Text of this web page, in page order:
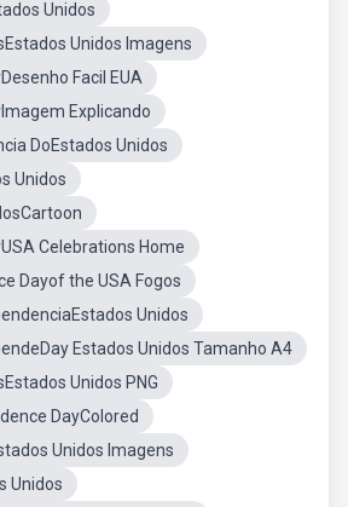
Unidos
Unidos Imagens
Facil EUA
Explicando
DoEstados Unidos
Unidos
Celebrations Home
Dayof the USA Fogos
Unidos
Estados Unidos Tamanho A4
Unidos PNG
DayColored
Unidos Imagens
Unidos